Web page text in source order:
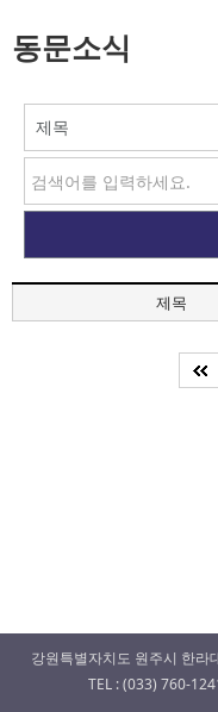
동문소식
제목
강원특별자치도 원주시 한
TEL : (033) 760-